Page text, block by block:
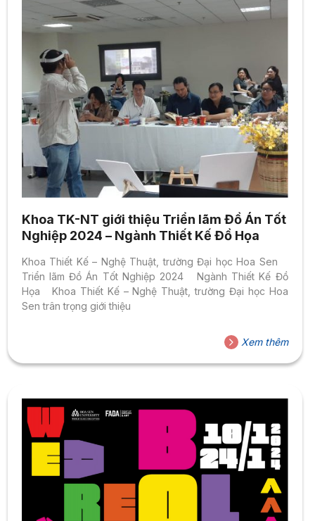
Khoa TK-NT giới thiệu Triển lãm Đồ Án Tốt
Nghiệp 2024 – Ngành Thiết Kế Đồ Họa
Khoa Thiết Kế – Nghệ Thuật, trường Đại học Hoa Sen
Triển lãm Đồ Án Tốt Nghiệp 2024 Ngành Thiết Kế Đồ
Họa Khoa Thiết Kế – Nghệ Thuật, trường Đại học Hoa
Sen trân trọng giới thiệu
Xem thêm